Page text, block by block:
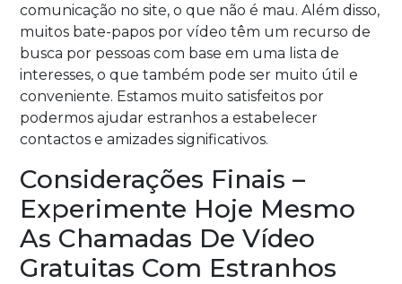
comunicação no site, o que não é mau. Além disso,
muitos bate-papos por vídeo têm um recurso de
busca por pessoas com base em uma lista de
interesses, o que também pode ser muito útil e
conveniente. Estamos muito satisfeitos por
podermos ajudar estranhos a estabelecer
contactos e amizades significativos.
Considerações Finais –
Experimente Hoje Mesmo
As Chamadas De Vídeo
Gratuitas Com Estranhos